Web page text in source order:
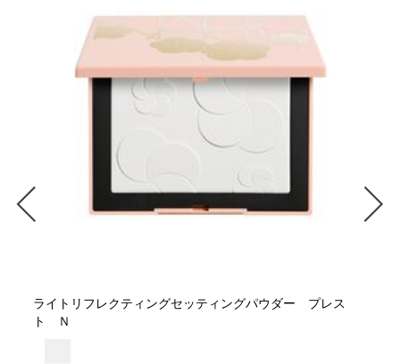
ライトリフレクティングセッティングパウダー プレス
ト Ｎ